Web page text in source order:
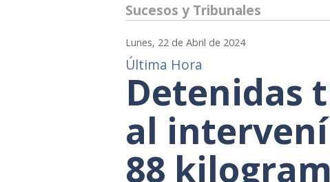
Sucesos y Tribunales
Lunes, 22 de Abril de 2024
Última Hora
Detenidas
al
88